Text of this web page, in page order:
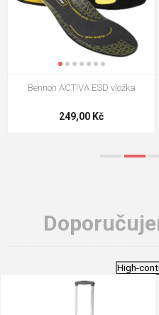
VM Footwear 3009 Vkládací stélka
124,00 Kč
High-